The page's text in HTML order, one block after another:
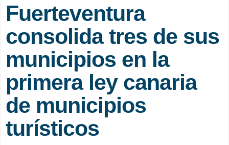
Fuerteventura
consolida tres de sus
municipios en la
primera ley canaria
de municipios
turísticos